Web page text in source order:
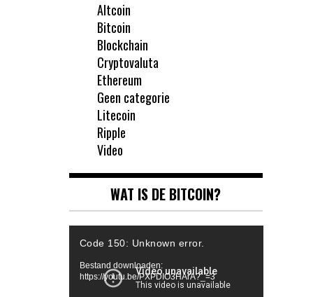
Altcoin
Bitcoin
Blockchain
Cryptovaluta
Ethereum
Geen categorie
Litecoin
Ripple
Video
WAT IS DE BITCOIN?
Code 150: Unknown error.
Bestand downloaden:
https://youtu.be/PXPDIO3HArA?_=3